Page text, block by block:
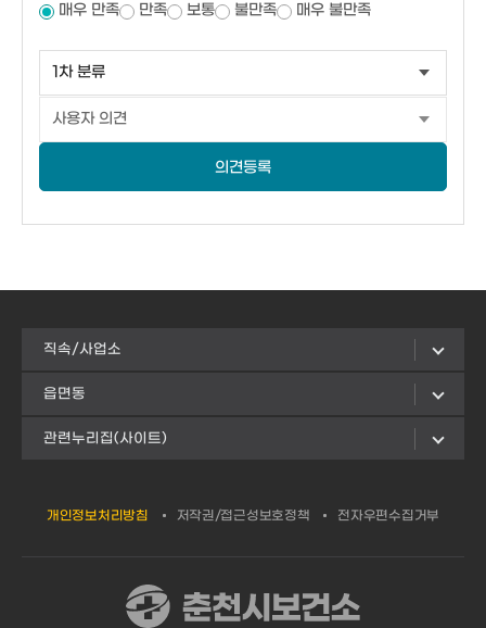
매우 만족 만족 보통 불만족 매우 불만족
의견등록
직속/사업소
읍면동
관련누리집(사이트)
개인정보처리방침 저작권/접근성보호정책 전자우편수집거부